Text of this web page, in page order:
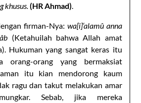
khusus.(HR Ahmad).
firman-Nya: wa[i]‘alamû anna
(Ketahuilah bahwa Allah amat
Hukuman yang sangat keras itu
orang-orang yang bermaksiat
itu kian mendorong kaum
ragu dan takut melakukan amar
Sebab, jika mereka